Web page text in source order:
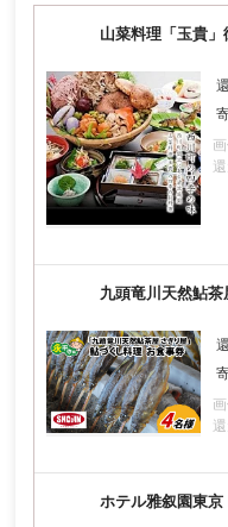
山菜料理「玉貴
九頭竜川天然鮎
ホテル雅叙園東